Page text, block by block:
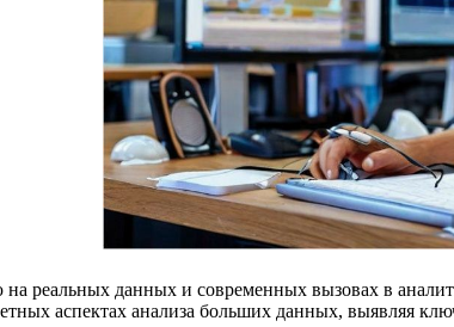
на реальных данных и современных вызовах в
аспектах анализа больших данных, выявляя